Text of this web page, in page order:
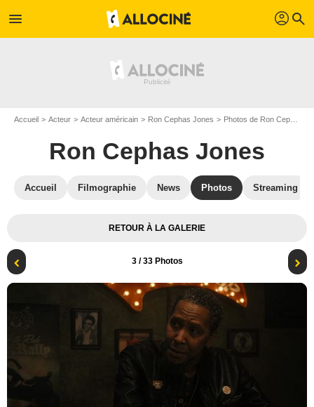
menu profil search
Accueil Acteur Acteur américain Ron Cephas Jones Photos de Ron Cephas Jones
Ron Cephas Jones
Accueil Filmographie News Photos Streaming
RETOUR À LA GALERIE
3/ 33 Photos